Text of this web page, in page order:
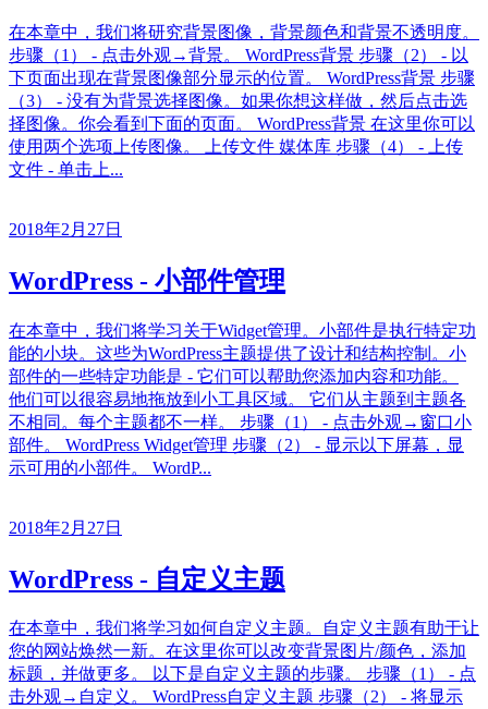
在本章中，我们将研究背景图像，背景颜色和背景不透明度。
步骤（1） - 点击外观→背景。 WordPress背景 步骤（2） - 以
下页面出现在背景图像部分显示的位置。 WordPress背景 步骤
（3） - 没有为背景选择图像。如果你想这样做，然后点击选
择图像。你会看到下面的页面。 WordPress背景 在这里你可以
使用两个选项上传图像。 上传文件 媒体库 步骤（4） - 上传
文件 - 单击上...
2018年2月27日
WordPress - 小部件管理
在本章中，我们将学习关于Widget管理。小部件是执行特定功
能的小块。这些为WordPress主题提供了设计和结构控制。小
部件的一些特定功能是 - 它们可以帮助您添加内容和功能。
他们可以很容易地拖放到小工具区域。 它们从主题到主题各
不相同。每个主题都不一样。 步骤（1） - 点击外观→窗口小
部件。 WordPress Widget管理 步骤（2） - 显示以下屏幕，显
示可用的小部件。 WordP...
2018年2月27日
WordPress - 自定义主题
在本章中，我们将学习如何自定义主题。自定义主题有助于让
您的网站焕然一新。在这里你可以改变背景图片/颜色，添加
标题，并做更多。 以下是自定义主题的步骤。 步骤（1） - 点
击外观→自定义。 WordPress自定义主题 步骤（2） - 将显示